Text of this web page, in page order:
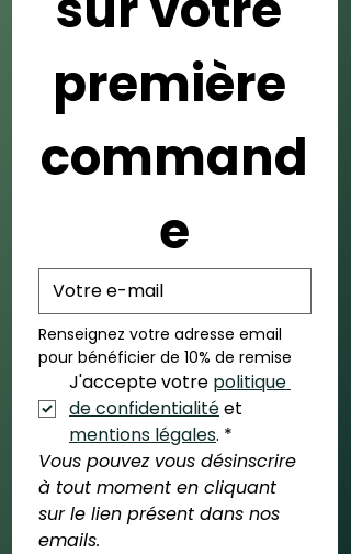
première
command
e
Renseignez votre adresse email
pour bénéficier de 10% de remise
J'accepte votre politique
de confidentialité
mentions légales. *
Vous pouvez vous désinscrire
à tout moment en cliquant
sur le lien présent dans nos
emails.